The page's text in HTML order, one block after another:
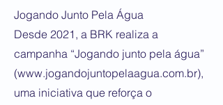
Jogando Junto Pela Água
Desde 2021, a BRK realiza a
campanha “Jogando junto pela água”
(www.jogandojuntopelaagua.com.br),
uma iniciativa que reforça o